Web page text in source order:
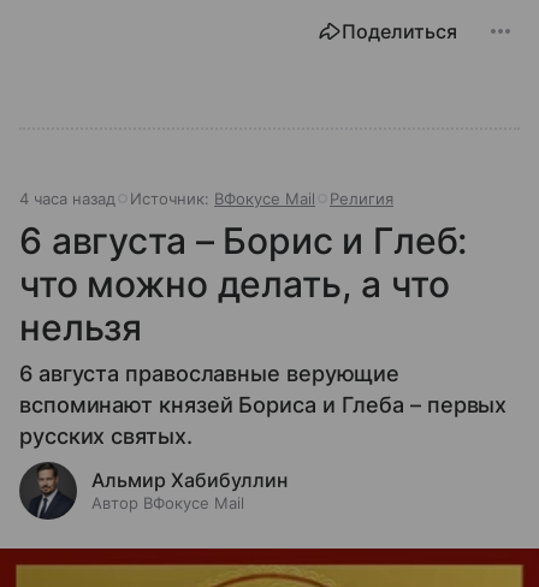
Поделиться
4 часа назад Источник: ВФокусе Mail Религия
6 августа – Борис и Глеб:
что можно делать, а что
нельзя
6 августа православные верующие
вспоминают князей Бориса и Глеба – первых
русских святых.
Альмир Хабибуллин
Автор ВФокусе Mail